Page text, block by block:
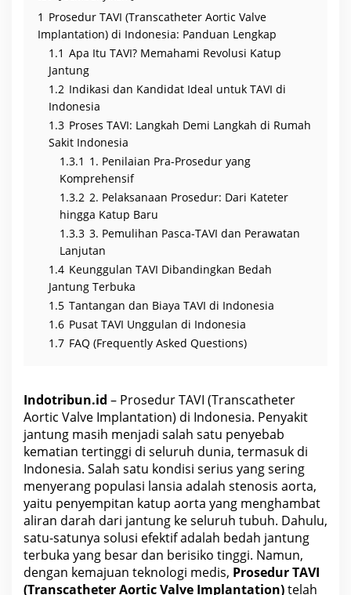
e
s
i
1 Prosedur TAVI (Transcatheter Aortic Valve
Implantation) di Indonesia: Panduan Lengkap
1.1 Apa Itu TAVI? Memahami Revolusi Katup
Jantung
1.2 Indikasi dan Kandidat Ideal untuk TAVI di
Indonesia
1.3 Proses TAVI: Langkah Demi Langkah di Rumah
Sakit Indonesia
1.3.1 1. Penilaian Pra-Prosedur yang
Komprehensif
1.3.2 2. Pelaksanaan Prosedur: Dari Kateter
hingga Katup Baru
1.3.3 3. Pemulihan Pasca-TAVI dan Perawatan
Lanjutan
1.4 Keunggulan TAVI Dibandingkan Bedah
Jantung Terbuka
1.5 Tantangan dan Biaya TAVI di Indonesia
1.6 Pusat TAVI Unggulan di Indonesia
1.7 FAQ (Frequently Asked Questions)
Indotribun.id – Prosedur TAVI (Transcatheter
Aortic Valve Implantation) di Indonesia. Penyakit
jantung masih menjadi salah satu penyebab
kematian tertinggi di seluruh dunia, termasuk di
Indonesia. Salah satu kondisi serius yang sering
menyerang populasi lansia adalah stenosis aorta,
yaitu penyempitan katup aorta yang menghambat
aliran darah dari jantung ke seluruh tubuh. Dahulu,
satu-satunya solusi efektif adalah bedah jantung
terbuka yang besar dan berisiko tinggi. Namun,
dengan kemajuan teknologi medis, Prosedur TAVI
(Transcatheter Aortic Valve Implantation)telah